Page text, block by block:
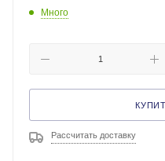
Много
Рассчитать доставку